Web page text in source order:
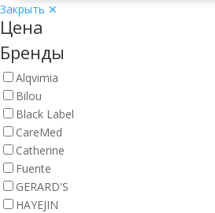
Закрыть ✕
Цена
Бренды
Alqvimia
Bilou
Black Label
CareMed
Catherine
Fuente
GERARD'S
HAYEJIN